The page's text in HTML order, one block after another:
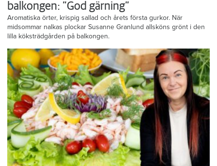
balkongen: ”God gärning”
Aromatiska örter, krispig sallad och årets första gurkor. När
midsommar nalkas plockar Susanne Granlund allsköns grönt i den
lilla köksträdgården på balkongen.